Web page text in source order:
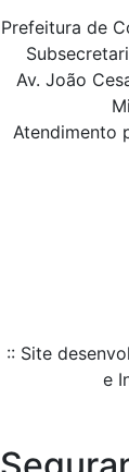
Prefeitura de
Av. João
Atendimento
:: Site
e